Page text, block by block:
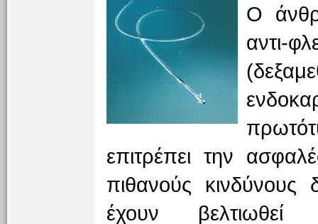
Ο
αντι-
επιτρέπει την
πιθανούς κινδύνους
έχουν